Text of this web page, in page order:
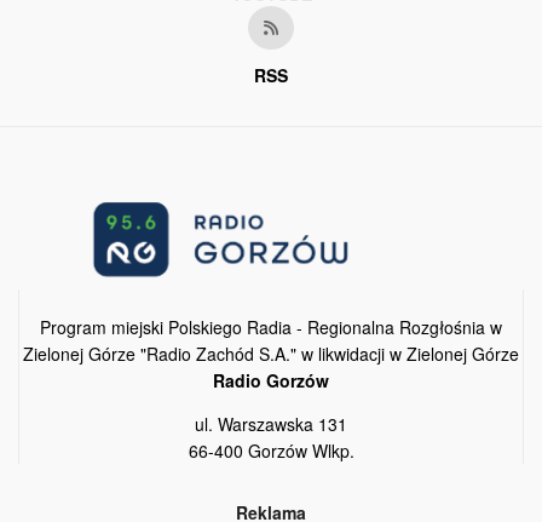
RSS
Program miejski Polskiego Radia - Regionalna Rozgłośnia w
Zielonej Górze "Radio Zachód S.A." w likwidacji w Zielonej Górze
Radio Gorzów
ul. Warszawska 131
66-400 Gorzów Wlkp.
Reklama